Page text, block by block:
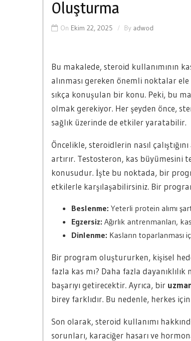
Oluşturma
On Ekim 22, 2025 By adwod
Bu makalede, steroid kullanımının
alınması gereken önemli noktalar
sıkça konuşulan bir konu. Peki, bu
olmak gerekiyor. Her şeyden önce,
sağlık üzerinde de etkiler yaratabilir.
Öncelikle, steroidlerin nasıl
artırır. Testosteron, kas büyümesini
konusudur. İşte bu noktada, bir
etkilerle karşılaşabilirsiniz. Bir
Beslenme: Yeterli protein alımı
Egzersiz: Ağırlık antrenmanları,
Dinlenme: Kasların toparlanması
Bir program oluştururken, kişisel
fazla kas mı? Daha fazla
başarıyı getirecektir. Ayrıca, bir
birey farklıdır. Bu nedenle, herkes
Son olarak, steroid kullanımı
sorunları, karaciğer hasarı ve